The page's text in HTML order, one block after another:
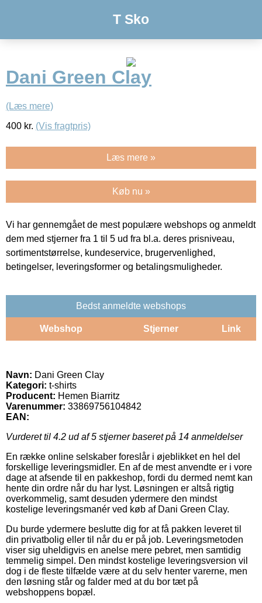
T Sko
Dani Green Clay
(Læs mere)
400 kr. (Vis fragtpris)
Læs mere »
Køb nu »
Vi har gennemgået de mest populære webshops og anmeldt
dem med stjerner fra 1 til 5 ud fra bl.a. deres prisniveau,
sortimentstørrelse, kundeservice, brugervenlighed,
betingelser, leveringsformer og betalingsmuligheder.
Bedst anmeldte webshops
Webshop Stjerner Link
Navn: Dani Green Clay
Kategori: t-shirts
Producent: Hemen Biarritz
Varenummer: 33869756104842
EAN:
Vurderet til 4.2 ud af 5 stjerner baseret på 14 anmeldelser
En række online selskaber foreslår i øjeblikket en hel del
forskellige leveringsmidler. En af de mest anvendte er i vore
dage at afsende til en pakkeshop, fordi du dermed nemt kan
hente din ordre når du har lyst. Løsningen er altså rigtig
overkommelig, samt desuden ydermere den mindst
kostelige leveringsmanér ved køb af Dani Green Clay.
Du burde ydermere beslutte dig for at få pakken leveret til
din privatbolig eller til når du er på job. Leveringsmetoden
viser sig uheldigvis en anelse mere pebret, men samtidig
temmelig simpel. Den mindst kostelige leveringsversion vil
dog i de fleste tilfælde være at du selv henter varerne, men
den løsning står og falder med at du bor tæt på
webshoppens bopæl.